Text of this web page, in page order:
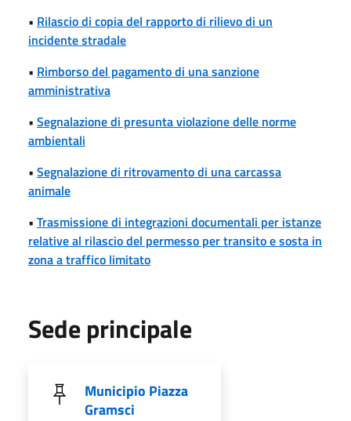
• Rilascio di copia del rapporto di rilievo di un
incidente stradale
• Rimborso del pagamento di una sanzione
amministrativa
• Segnalazione di presunta violazione delle norme
ambientali
• Segnalazione di ritrovamento di una carcassa
animale
• Trasmissione di integrazioni documentali per istanze
relative al rilascio del permesso per transito e sosta in
zona a traffico limitato
Sede principale
Municipio Piazza
Gramsci